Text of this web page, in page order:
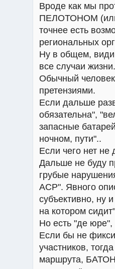
Вроде как мы
ПЕЛОТОНОМ (или
точнее есть
региональных
Ну в общем,
все случаи жизни.
Обычный
претензиями.
Если дальше
обязательна",
запасные
ночном, пути"..
Если чего нет не
Дальше не буду
грубые
ACP". Явного
субъективно, ну
на котором
Но есть "де юре",
Если бы не
участников,
маршрута,